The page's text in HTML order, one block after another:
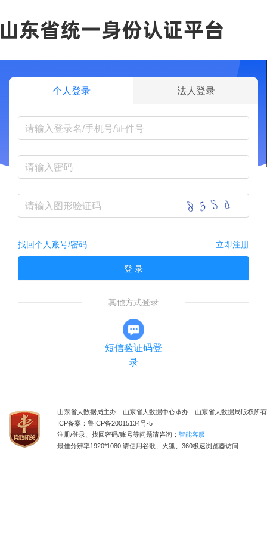
个人登录 法人登录
找回个人账号/密码 立即注册
登 录
其他方式登录
短信验证码登
录
山东省大数据局主办 山东省大数据中心承办 山东省大数据局版权所有
ICP备案：鲁ICP备20015134号-5
注册/登录、找回密码/账号等问题请咨询： 智能客服
最佳分辨率1920*1080 请使用谷歌、火狐、360极速浏览器访问